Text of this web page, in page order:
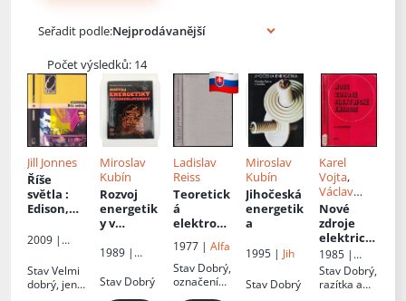
Seřadit podle:
Počet výsledků: 14
Jill Jonnes
Říše
světla :
Edison,
Westingh
ouse a
závod o
elektrifik
aci světa
2009 |
StavVelmi
dobrý, jen
Miroslav
Kubín
Rozvoj
energetik
y v
ensku
1989 |
energetické
Stav Dobrý
Ladislav
Reiss
Teoretick
á
elektroen
I
1977 | Alfa
Stav Dobrý,
označení
Miroslav
Kubín
Jihočeská
energetik
a
1995 | Jih
Stav Dobrý
Karel
Vojta,
Václav
Babšický
Zdzisław
Celiński,
Př.
Stanislav
Vojtásek
Nové
zdroje
elektrick
é energie
: Pro 2.
ročník
1985 |
Státní
nakladatels
Stav Dobrý,
razítka a